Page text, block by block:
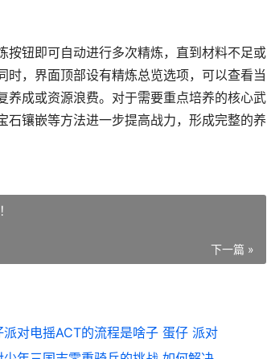
按钮即可自动进行多次精炼，直到材料不足或
，界面顶部设有精炼总览选项，可以查看当
养成或资源浪费。对于需要重点培养的核心武
镶嵌等方法进一步提高战力，形成完整的养
下一篇 »
派对电摇ACT的流程是啥子 蛋仔 派对